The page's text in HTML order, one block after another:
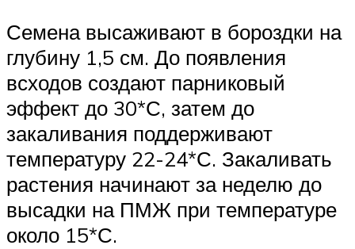
Семена высаживают в бороздки на
глубину 1,5 см. До появления
всходов создают парниковый
эффект до 30*С, затем до
закаливания поддерживают
температуру 22-24*С. Закаливать
растения начинают за неделю до
высадки на ПМЖ при температуре
около 15*С.